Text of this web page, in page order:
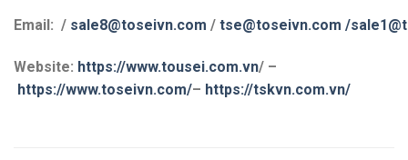
Email: / sale8@toseivn.com / tse@toseivn.com /
Website: https://www.tousei.com.vn/ –
https://www.toseivn.com/– https://tskvn.com.vn/